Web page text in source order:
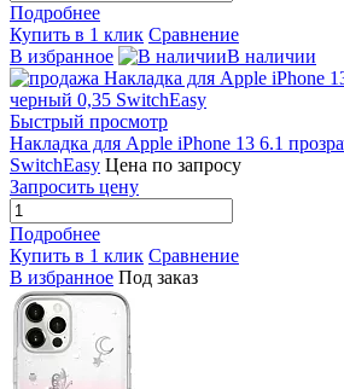
Подробнее
Купить в 1 клик Сравнение
В избранное
В наличии
Быстрый просмотр
Накладка для Apple iPhone 13 6.1
SwitchEasy Цена по запросу
Запросить цену
Подробнее
Купить в 1 клик Сравнение
В избранное Под заказ